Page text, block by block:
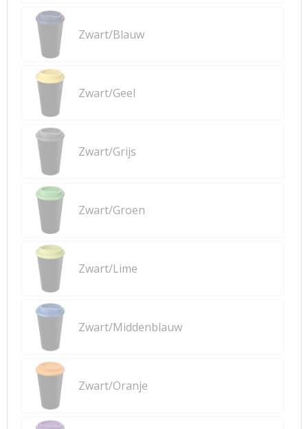
Zwart/Blauw
Zwart/Geel
Zwart/Grijs
Zwart/Groen
Zwart/Lime
Zwart/Middenblauw
Zwart/Oranje